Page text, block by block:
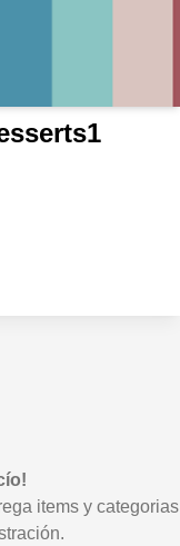
items y categorias